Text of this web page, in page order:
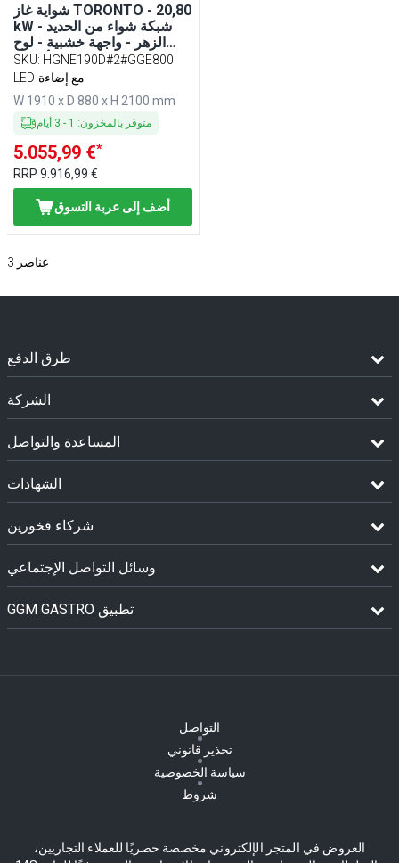
شواية غاز TORONTO - 20,80
kW - شبكة شواء من الحديد
الزهر - واجهة خشبية - لوح
عمل من الجرانيت الأسود -
زجاج واقٍ حراري
SKU: HGNE190D#2#GGE800
LED-مع إضاءة
W 1910 x D 880 x H 2100 mm
متوفر بالمخزون:
1
-
3 أيام
5.055,99 €*
RRP 9.916,99 €
أضف إلى عربة التسوق
3 عناصر
طرق الدفع
الشركة
المساعدة والتواصل
الشهادات
شركاء فخورين
وسائل التواصل الإجتماعي
GGM GASTRO تطبيق
التواصل
تحذير قانوني
سياسة الخصوصية
شروط
العروض في المتجر الإلكتروني مخصصة حصريًا للعملاء التجاريين،